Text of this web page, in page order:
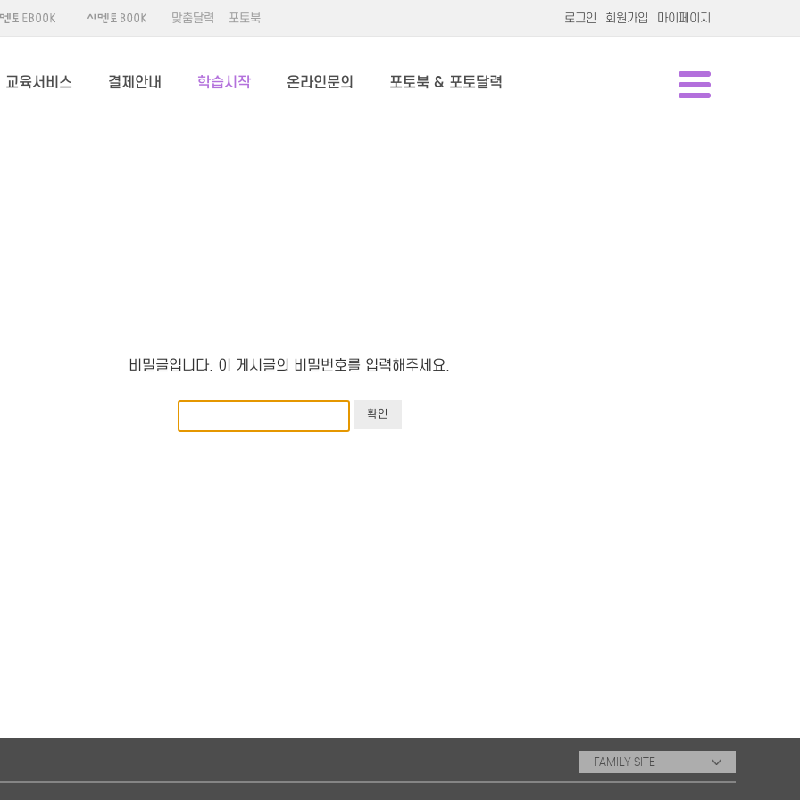
맞춤달력 포토북 로그인 회원가입 마이페이지
교육서비스 결제안내 학습시작 온라인문의 포토북 & 포토달력
비밀글입니다. 이 게시글의 비밀번호를 입력해주세요.
FAMILY SITE